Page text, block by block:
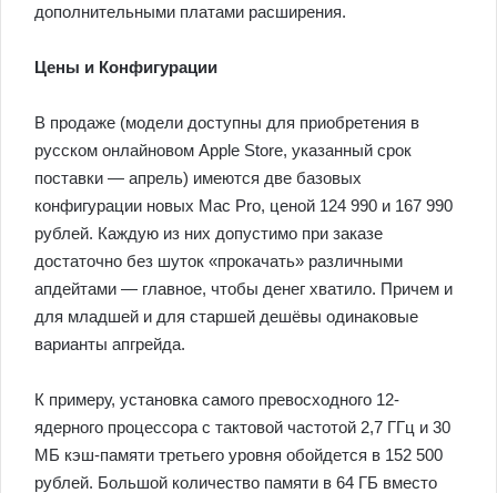
дополнительными платами расширения.
Цены и Конфигурации
В продаже (модели доступны для приобретения в
русском онлайновом Apple Store, указанный срок
поставки — апрель) имеются две базовых
конфигурации новых Mac Pro, ценой 124 990 и 167 990
рублей. Каждую из них допустимо при заказе
достаточно без шуток «прокачать» различными
апдейтами — главное, чтобы денег хватило. Причем и
для младшей и для старшей дешёвы одинаковые
варианты апгрейда.
К примеру, установка самого превосходного 12-
ядерного процессора с тактовой частотой 2,7 ГГц и 30
МБ кэш-памяти третьего уровня обойдется в 152 500
рублей. Большой количество памяти в 64 ГБ вместо